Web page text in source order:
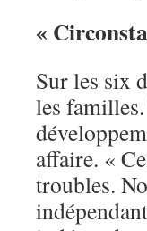
«
Sur les six
les
affaire. «
troubles.